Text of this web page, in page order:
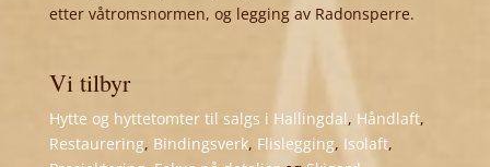
etter våtromsnormen, og legging av Radonsperre.
Vi tilbyr
Hytte og hyttetomter til salgs i Hallingdal, Håndlaft,
Restaurering, Bindingsverk, Flislegging, Isolaft,